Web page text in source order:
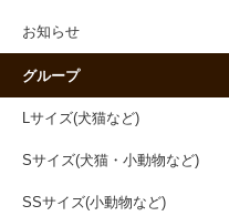
お知らせ
グループ
Lサイズ(犬猫など)
Sサイズ(犬猫・小動物など)
SSサイズ(小動物など)